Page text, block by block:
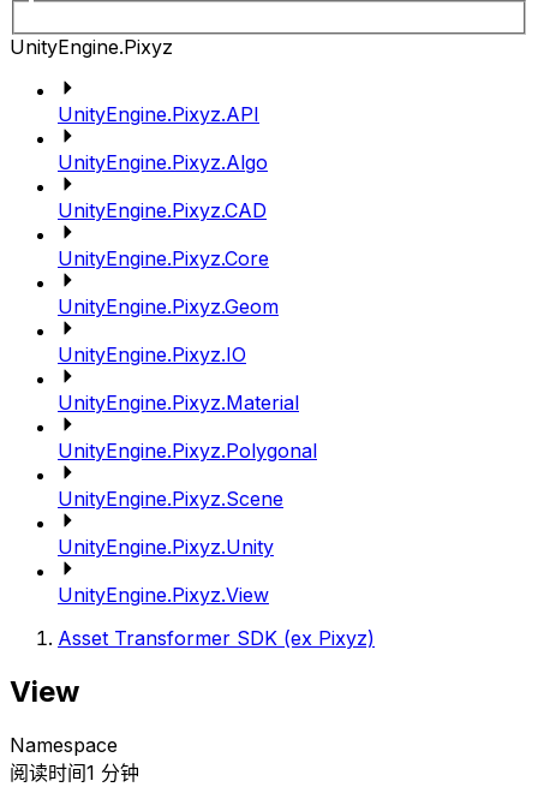
UnityEngine.Pixyz
UnityEngine.Pixyz.API
UnityEngine.Pixyz.Algo
UnityEngine.Pixyz.CAD
UnityEngine.Pixyz.Core
UnityEngine.Pixyz.Geom
UnityEngine.Pixyz.IO
UnityEngine.Pixyz.Material
UnityEngine.Pixyz.Polygonal
UnityEngine.Pixyz.Scene
UnityEngine.Pixyz.Unity
UnityEngine.Pixyz.View
Asset Transformer SDK (ex Pixyz)
View
Namespace
阅读时间1 分钟